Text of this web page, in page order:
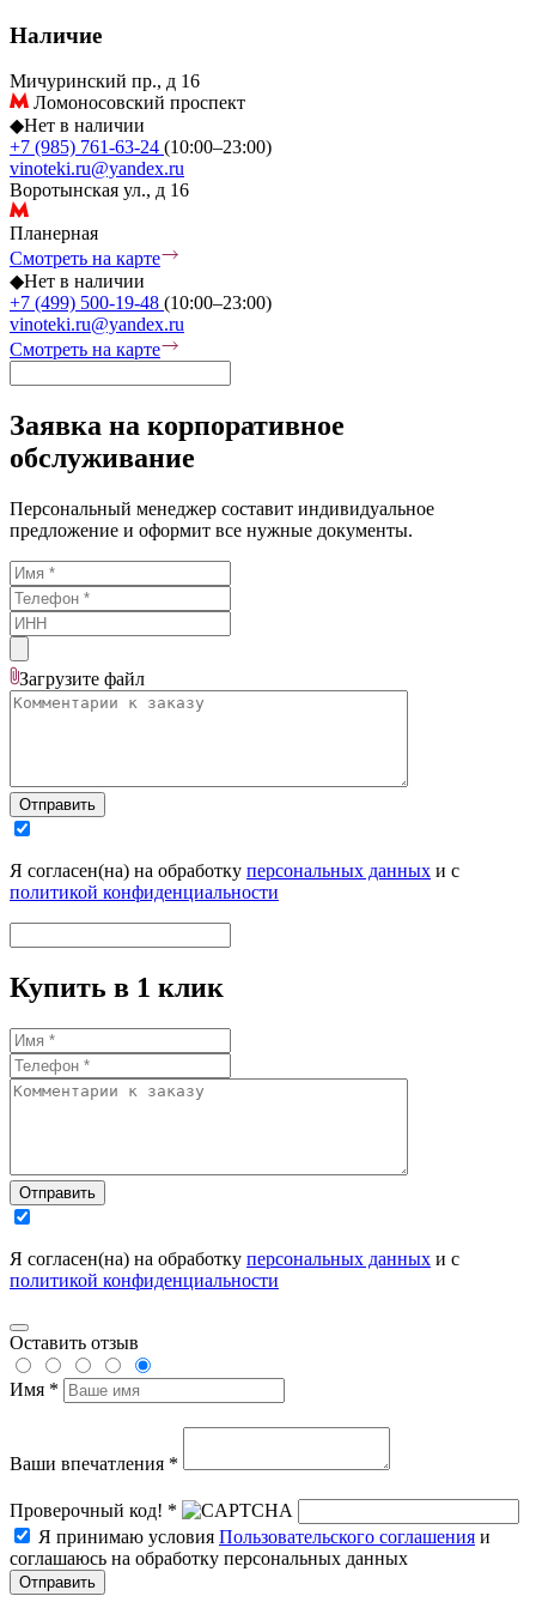
Наличие
Мичуринский пр., д 16
Ломоносовский проспект
◆Нет в наличии
+7 (985) 761-63-24 (10:00–23:00)
vinoteki.ru@yandex.ru
Воротынская ул., д 16
Планерная
Смотреть на карте
◆Нет в наличии
+7 (499) 500-19-48 (10:00–23:00)
vinoteki.ru@yandex.ru
Смотреть на карте
Заявка на корпоративное
обслуживание
Персональный менеджер составит индивидуальное
предложение и оформит все нужные документы.
Загрузите файл
Отправить
Я согласен(на) на обработку персональных данных и с
политикой конфиденциальности
Купить в 1 клик
Отправить
Я согласен(на) на обработку персональных данных и с
политикой конфиденциальности
Оставить отзыв
Имя *
Ваши впечатления *
Проверочный код! *
Я принимаю условия Пользовательского соглашения и
соглашаюсь на обработку персональных данных
Отправить